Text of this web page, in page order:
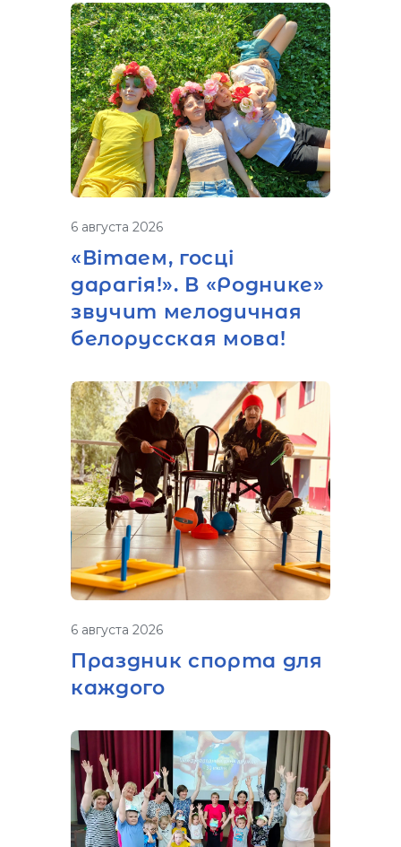
6 августа 2026
«Вітаем, госці
дарагія!». В «Роднике»
звучит мелодичная
белорусская мова!
6 августа 2026
Праздник спорта для
каждого